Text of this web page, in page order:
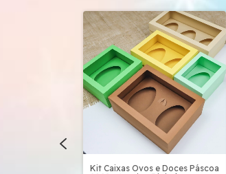
Kit Caixas Ovos e Doces Páscoa